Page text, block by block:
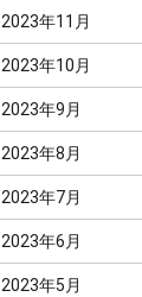
2023年11月
2023年10月
2023年9月
2023年8月
2023年7月
2023年6月
2023年5月